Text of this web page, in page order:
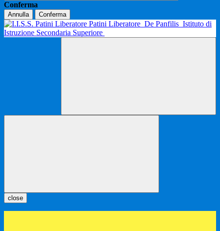
Conferma
Annulla Conferma
Patini Liberatore De Panfilis Istituto di
Istruzione Secondaria Superiore
close